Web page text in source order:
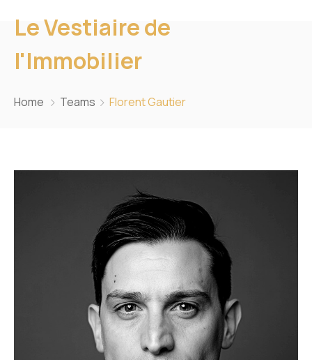
Le Vestiaire de
l'Immobilier
Home Teams Florent Gautier